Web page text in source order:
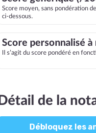
Score moyen, sans pondération
ci-dessous.
Score personnalisé
Il s’agit du score pondéré en
Détail de la
Débloquez les